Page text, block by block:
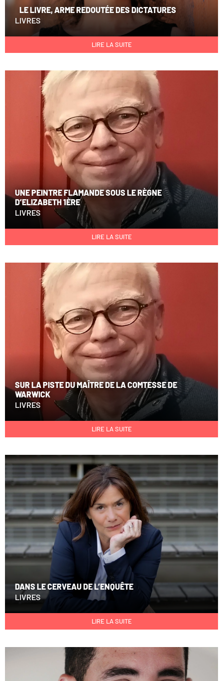
LE LIVRE, ARME REDOUTÉE DES DICTATURES
LIVRES
LIRE LA SUITE
UNE PEINTRE FLAMANDE SOUS LE RÈGNE
D’ELIZABETH 1ÈRE
LIVRES
LIRE LA SUITE
SUR LA PISTE DU MAÎTRE DE LA COMTESSE DE
WARWICK
LIVRES
LIRE LA SUITE
DANS LE CERVEAU DE L’ENQUÊTE
LIVRES
LIRE LA SUITE